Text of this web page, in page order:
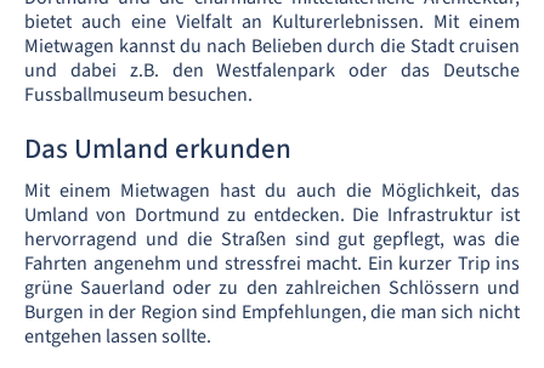
bietet auch eine Vielfalt an Kulturerlebnissen. Mit einem
Mietwagen kannst du nach Belieben durch die Stadt cruisen
und dabei z.B. den Westfalenpark oder das Deutsche
Fussballmuseum besuchen.
Das Umland erkunden
Mit einem Mietwagen hast du auch die Möglichkeit, das
Umland von Dortmund zu entdecken. Die Infrastruktur ist
hervorragend und die Straßen sind gut gepflegt, was die
Fahrten angenehm und stressfrei macht. Ein kurzer Trip ins
grüne Sauerland oder zu den zahlreichen Schlössern und
Burgen in der Region sind Empfehlungen, die man sich nicht
entgehen lassen sollte.